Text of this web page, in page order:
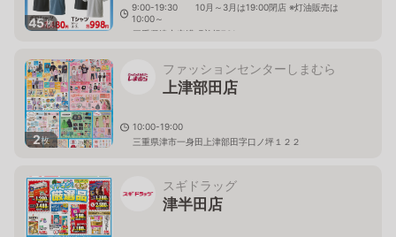
45枚
9:00-19:30 10月～3月は19:00閉店 ※灯油販売は
10:00～
三重県津市安濃町曽根761
2枚
ファッションセンターしまむら
上津部田店
10:00-19:00
三重県津市一身田上津部田字口ノ坪１２２
スギドラッグ
津半田店